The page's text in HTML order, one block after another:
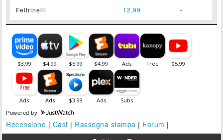
Feltrinelli 12,99 -
Powered by
Recensione | Cast | Rassegna stampa | Forum |